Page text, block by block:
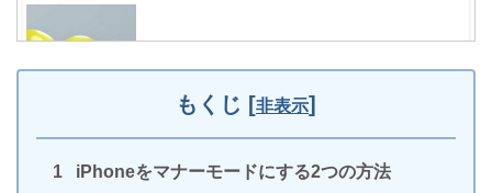
もくじ [非表示]
iPhoneをマナーモードにする2つの方法